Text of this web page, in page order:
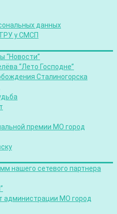
данных
у СМСП
“Новости”
“Лето Господне”
Сталиногорска
премии МО город
нашего сетевого партнера
администрации МО город